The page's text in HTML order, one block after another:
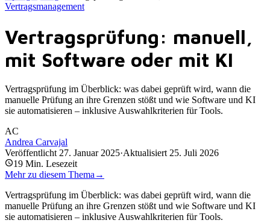
Vertragsmanagement
Vertragsprüfung: manuell,
mit Software oder mit KI
Vertragsprüfung im Überblick: was dabei geprüft wird, wann die
manuelle Prüfung an ihre Grenzen stößt und wie Software und KI
sie automatisieren – inklusive Auswahlkriterien für Tools.
AC
Andrea Carvajal
Veröffentlicht 27. Januar 2025·Aktualisiert 25. Juli 2026
19 Min. Lesezeit
Mehr zu diesem Thema →
Vertragsprüfung im Überblick: was dabei geprüft wird, wann die
manuelle Prüfung an ihre Grenzen stößt und wie Software und KI
sie automatisieren – inklusive Auswahlkriterien für Tools.